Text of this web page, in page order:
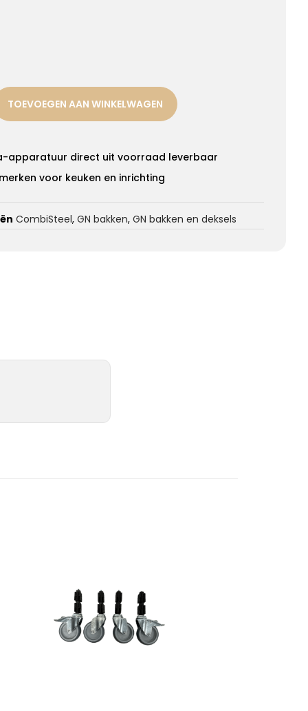
TOEVOEGEN AAN WINKELWAGEN
apparatuur direct uit voorraad leverbaar
voor keuken en inrichting
CombiSteel, GN bakken, GN bakken en deksels